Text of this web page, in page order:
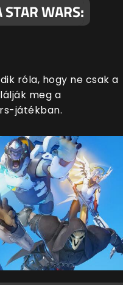
STAR WARS:
róla, hogy ne csak a
meg a
játékban.